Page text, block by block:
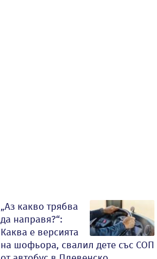
„Аз какво трябва
да направя?“:
Каква е версията
на шофьора, свалил дете със СОП